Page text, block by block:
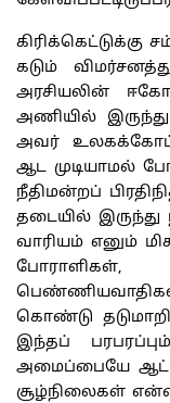
கிரிக்கெட்டுக்கு
கடும்
அரசியலின்
அணியில்
அவர்
ஆட முடியாமல்
நீதிமன்றப்
தடையில் இருந்து
வாரியம் எனும்
கொண்டு
இந்தப்
அமைப்பையே
சூழ்நிலைகள்